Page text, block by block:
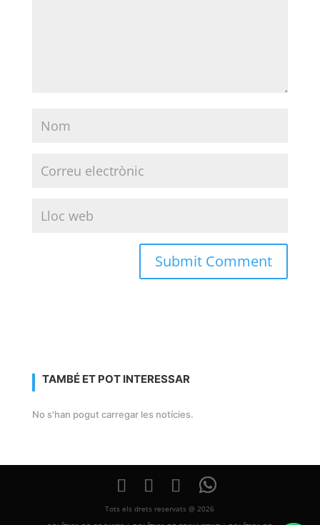
TAMBÉ ET POT INTERESSAR
No s'han pogut carregar les notícies.
Tots els drets reservats @ 2026